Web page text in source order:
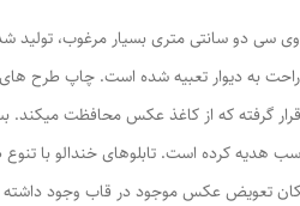
سی دو سانتی متری بسیار مرغوب، تولید
به دیوار تعبیه شده است. چاپ طرح های
که از کاغذ عکس محافظت میکند.
کرده است. تابلوهای خندالو با تنوع
تعویض عکس موجود در قاب وجود داشته و